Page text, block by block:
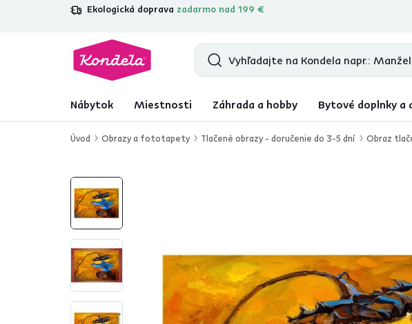
Ekologická doprava zadarmo nad 199 €
4,7 31 109overených produktových recenzií
Nábytok Miestnosti Záhrada a hobby Bytové doplnky a
Úvod Obrazy a fototapety Tlačené obrazy - doručenie do 3-5 dní Obraz